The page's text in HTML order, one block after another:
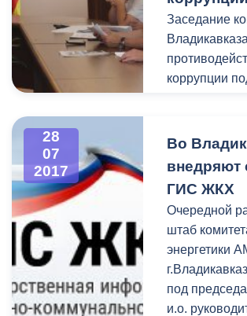
жители
могут по
Заседание
коррупции
Аркадия
городской
В состав
практически
структурных
столицы
28
07
2017
Во
внедряют
ГИС ЖКХ
Очередной
штаб
энергетики
под
и.о.